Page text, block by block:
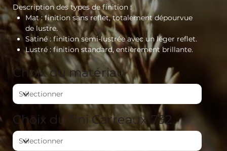
Description des types de finition :
Mat: finition sans reflet, totalement dépourvue
de lustre.
Satiné : finition semi-lustrée avec un léger reflet.
Lustré : finition standard, entièrement brillante.
Choix du matériau
Choix du fini Carreaux-732